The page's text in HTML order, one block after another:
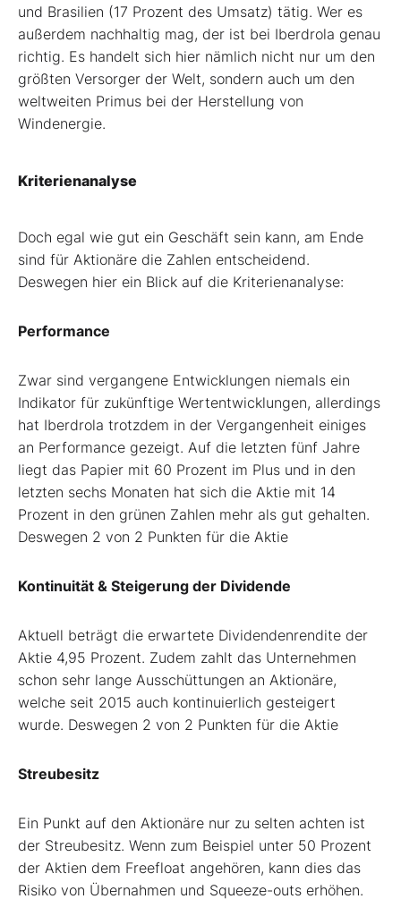
und Brasilien (17 Prozent des Umsatz) tätig. Wer es
außerdem nachhaltig mag, der ist bei Iberdrola genau
richtig. Es handelt sich hier nämlich nicht nur um den
größten Versorger der Welt, sondern auch um den
weltweiten Primus bei der Herstellung von
Windenergie.
Kriterienanalyse
Doch egal wie gut ein Geschäft sein kann, am Ende
sind für Aktionäre die Zahlen entscheidend.
Deswegen hier ein Blick auf die Kriterienanalyse:
Performance
Zwar sind vergangene Entwicklungen niemals ein
Indikator für zukünftige Wertentwicklungen, allerdings
hat Iberdrola trotzdem in der Vergangenheit einiges
an Performance gezeigt. Auf die letzten fünf Jahre
liegt das Papier mit 60 Prozent im Plus und in den
letzten sechs Monaten hat sich die Aktie mit 14
Prozent in den grünen Zahlen mehr als gut gehalten.
Deswegen 2 von 2 Punkten für die Aktie
Kontinuität & Steigerung der Dividende
Aktuell beträgt die erwartete Dividendenrendite der
Aktie 4,95 Prozent. Zudem zahlt das Unternehmen
schon sehr lange Ausschüttungen an Aktionäre,
welche seit 2015 auch kontinuierlich gesteigert
wurde. Deswegen 2 von 2 Punkten für die Aktie
Streubesitz
Ein Punkt auf den Aktionäre nur zu selten achten ist
der Streubesitz. Wenn zum Beispiel unter 50 Prozent
der Aktien dem Freefloat angehören, kann dies das
Risiko von Übernahmen und Squeeze-outs erhöhen.